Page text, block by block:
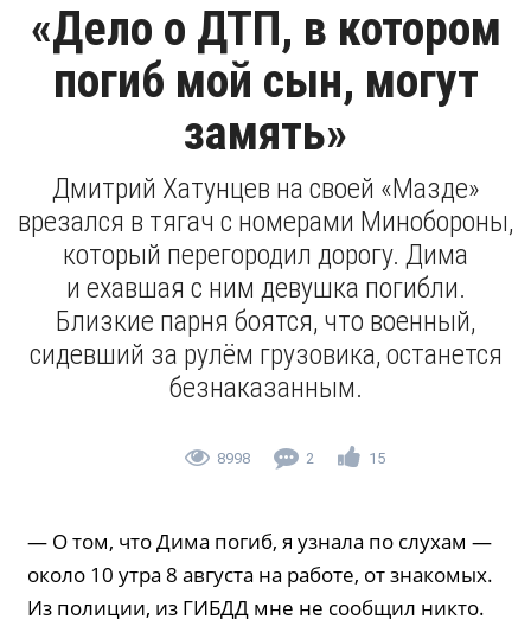
«Дело о ДТП, в котором
погиб мой сын, могут
замять»
Дмитрий Хатунцев на своей «Мазде»
врезался в тягач с номерами Минобороны,
который перегородил дорогу. Дима
и ехавшая с ним девушка погибли.
Близкие парня боятся, что военный,
сидевший за рулём грузовика, останется
безнаказанным.
8998 2 15
— О том, что Дима погиб, я узнала по слухам —
около 10 утра 8 августа на работе, от знакомых.
Из полиции, из ГИБДД мне не сообщил никто.